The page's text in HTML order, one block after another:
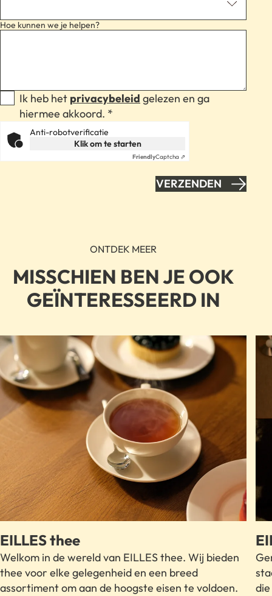
Hoe kunnen we je helpen?
Ik heb het privacybeleid gelezen en ga
hiermee akkoord. *
Anti-robotverificatie
Klik om te starten
FriendlyCaptcha ⇗
VERZENDEN
ONTDEK MEER
MISSCHIEN BEN JE OOK
GEÏNTERESSEERD IN
EILLES thee
Welkom in de wereld van EILLES thee. Wij bieden
thee voor elke gelegenheid en een breed
assortiment om aan de hoogste eisen te voldoen.